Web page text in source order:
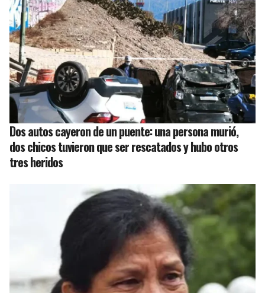
Dos autos cayeron de un puente: una persona murió,
dos chicos tuvieron que ser rescatados y hubo otros
tres heridos